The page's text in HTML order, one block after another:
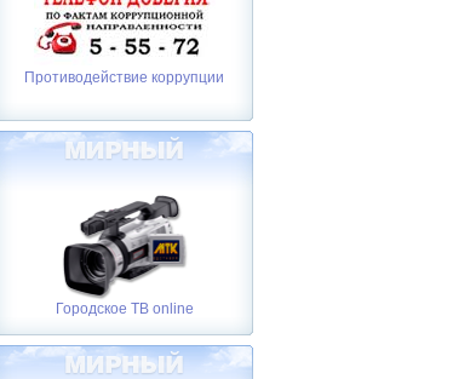
Противодействие коррупции
Городское ТВ online